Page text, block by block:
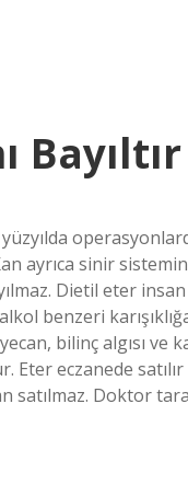
Bayıltır
yüzyılda
ayrıca sinir
Dietil eter
benzeri
bilinç algısı ve
eczanede satılır
satılmaz. Doktor